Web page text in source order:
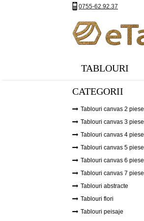
0755-62.92.37
TABLOURI
CATEGORII
Tablouri canvas 2 piese
Tablouri canvas 3 piese
Tablouri canvas 4 piese
Tablouri canvas 5 piese
Tablouri canvas 6 piese
Tablouri canvas 7 piese
Tablouri abstracte
Tablouri flori
Tablouri peisaje